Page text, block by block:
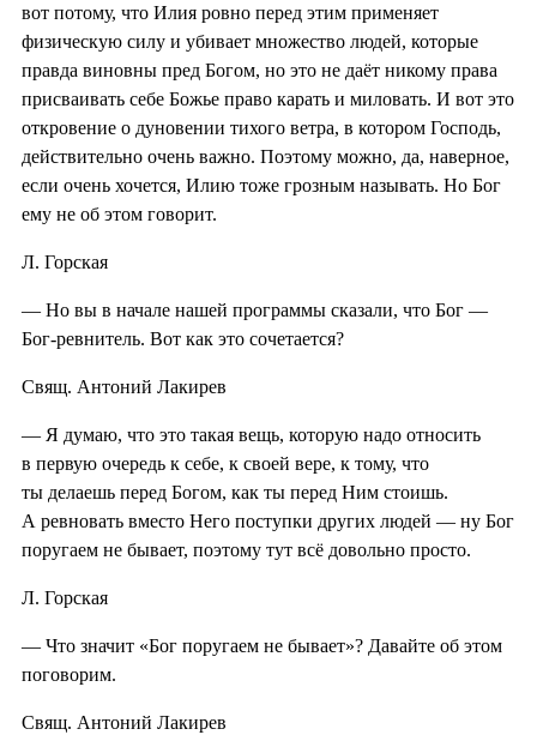
вот потому, что Илия ровно перед этим применяет
физическую силу и убивает множество людей, которые
правда виновны пред Богом, но это не даёт никому права
присваивать себе Божье право карать и миловать. И вот это
откровение о дуновении тихого ветра, в котором Господь,
действительно очень важно. Поэтому можно, да, наверное,
если очень хочется, Илию тоже грозным называть. Но Бог
ему не об этом говорит.
Л. Горская
— Но вы в начале нашей программы сказали, что Бог —
Бог-ревнитель. Вот как это сочетается?
Свящ. Антоний Лакирев
— Я думаю, что это такая вещь, которую надо относить
в первую очередь к себе, к своей вере, к тому, что
ты делаешь перед Богом, как ты перед Ним стоишь.
А ревновать вместо Него поступки других людей — ну Бог
поругаем не бывает, поэтому тут всё довольно просто.
Л. Горская
— Что значит «Бог поругаем не бывает»? Давайте об этом
поговорим.
Свящ. Антоний Лакирев